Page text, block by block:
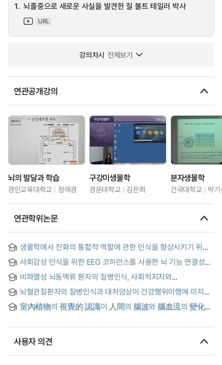
1. 뇌졸중으로 새로운 사실을 발견한 질 볼트 테일러 박사
URL
강의차시 전체보기
연관공개강의
뇌의 발달과 학습
경인교육대학교 정애경
구강미생물학
경운대학교 김은희
분자생물학
건국대학교 박
연관학위논문
생물학에서 진화의 통합적 역할에 관한 인식을 향상시키기 위한
교사교육프로그램 개발 = Deveopment of a teacher
education program for improving teachers' perception
about the unified role of evolution in biology
사회감성 인식을 위한 EEG 코히런스를 사용한 뇌 기능 연결성
분석
비파열성 뇌동맥류 환자의 질병인식, 사회적지지와
자가간호이행 = Illness Perception, Social Support, and Self-
care of Unruptured Intracranial Aneurysms Patients
뇌혈관질환자의 질병인식과 대처양상이 건강행위이행에 미치는
영향 = The Influence of Illness Perception and Coping
Strategies on Health Behavior Compliance in Patients with
室內植物의 視覺的 認識이 人間의 腦波와 腦血流의 變化에
on Changes of Human Brain Electroencephalography and
사용자 의견